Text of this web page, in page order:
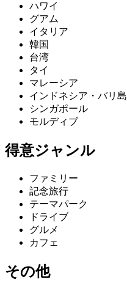
ハワイ
グアム
イタリア
韓国
台湾
タイ
マレーシア
インドネシア・バリ島
シンガポール
モルディブ
得意ジャンル
ファミリー
記念旅行
テーマパーク
ドライブ
グルメ
カフェ
その他